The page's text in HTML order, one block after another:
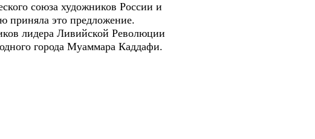
союза художников России и
приняла это предложение.
лидера Ливийской Революции
города Муаммара Каддафи.